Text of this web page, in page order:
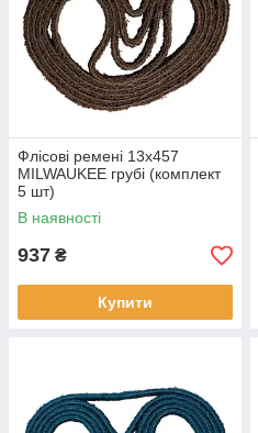
Флісові ремені 13x457
MILWAUKEE грубі (комплект
5 шт)
В наявності
937 ₴
Купити